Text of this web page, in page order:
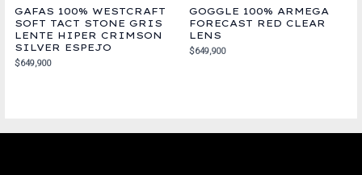
GAFAS 100% WESTCRAFT
SOFT TACT STONE GRIS
LENTE HIPER CRIMSON
SILVER ESPEJO
$649,900
GOGGLE 100% ARMEGA
FORECAST RED CLEAR
LENS
$649,900